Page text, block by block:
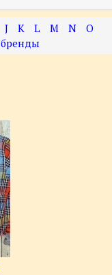
J K L M N
O